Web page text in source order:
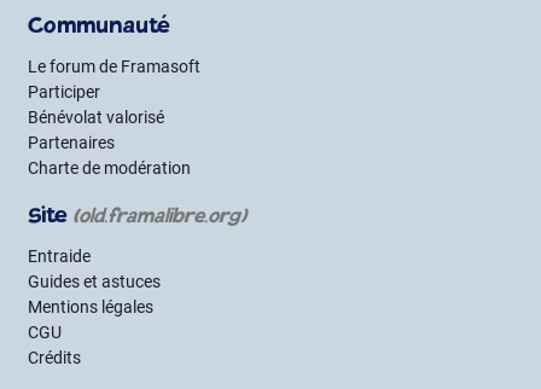
Communauté
Le forum de Framasoft
Participer
Bénévolat valorisé
Partenaires
Charte de modération
Site (old.framalibre.org)
Entraide
Guides et astuces
Mentions légales
CGU
Crédits